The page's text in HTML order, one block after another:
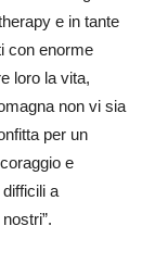
e in tante
con enorme
loro la vita,
non vi sia
per un
e
a